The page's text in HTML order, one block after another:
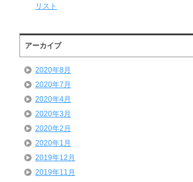
リスト
アーカイブ
2020年8月
2020年7月
2020年4月
2020年3月
2020年2月
2020年1月
2019年12月
2019年11月